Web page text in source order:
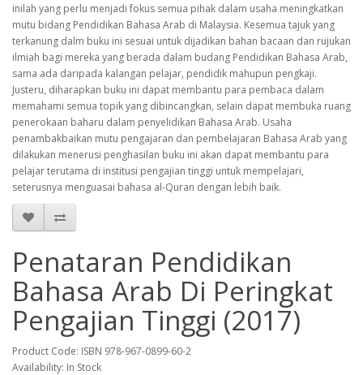
inilah yang perlu menjadi fokus semua pihak dalam usaha meningkatkan
mutu bidang Pendidikan Bahasa Arab di Malaysia. Kesemua tajuk yang
terkanung dalm buku ini sesuai untuk dijadikan bahan bacaan dan rujukan
ilmiah bagi mereka yang berada dalam budang Pendidikan Bahasa Arab,
sama ada daripada kalangan pelajar, pendidik mahupun pengkaji.
Justeru, diharapkan buku ini dapat membantu para pembaca dalam
memahami semua topik yang dibincangkan, selain dapat membuka ruang
penerokaan baharu dalam penyelidikan Bahasa Arab. Usaha
penambakbaikan mutu pengajaran dan pembelajaran Bahasa Arab yang
dilakukan menerusi penghasilan buku ini akan dapat membantu para
pelajar terutama di institusi pengajian tinggi untuk mempelajari,
seterusnya menguasai bahasa al-Quran dengan lebih baik.
Penataran Pendidikan
Bahasa Arab Di Peringkat
Pengajian Tinggi (2017)
Product Code: ISBN 978-967-0899-60-2
Availability: In Stock